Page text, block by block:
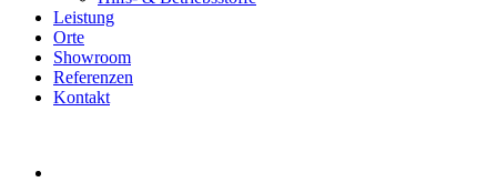
Leistung
Orte
Showroom
Referenzen
Kontakt